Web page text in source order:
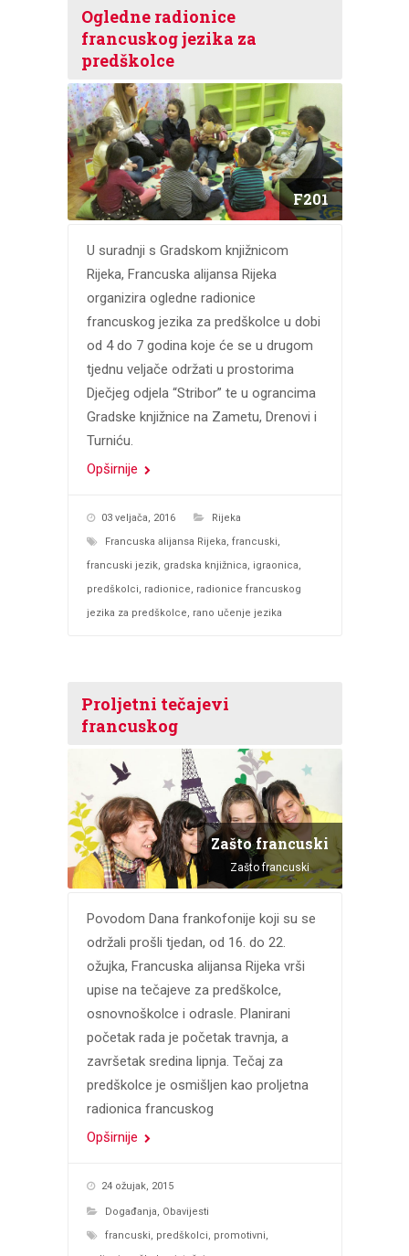
Ogledne radionice
francuskog jezika za
predškolce
F201
U suradnji s Gradskom knjižnicom
Rijeka, Francuska alijansa Rijeka
organizira ogledne radionice
francuskog jezika za predškolce u dobi
od 4 do 7 godina koje će se u drugom
tjednu veljače održati u prostorima
Dječjeg odjela “Stribor” te u ograncima
Gradske knjižnice na Zametu, Drenovi i
Turniću.
Opširnije
03 veljača, 2016
Rijeka
Francuska alijansa Rijeka, francuski,
francuski jezik, gradska knjižnica, igraonica,
predškolci, radionice, radionice francuskog
jezika za predškolce, rano učenje jezika
Proljetni tečajevi
francuskog
Zašto francuski
Zašto francuski
Povodom Dana frankofonije koji su se
održali prošli tjedan, od 16. do 22.
ožujka, Francuska alijansa Rijeka vrši
upise na tečajeve za predškolce,
osnovnoškolce i odrasle. Planirani
početak rada je početak travnja, a
završetak sredina lipnja. Tečaj za
predškolce je osmišljen kao proljetna
radionica francuskog
Opširnije
24 ožujak, 2015
Događanja, Obavijesti
francuski, predškolci, promotivni,